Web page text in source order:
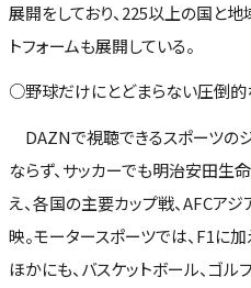
展開をしており、225以上の国と
トフォームも展開している。
○野球だけにとどまらない圧倒的
DAZNで視聴できるスポーツの
ならず、サッカーでも明治安田生命
え、各国の主要カップ戦、AFCア
映。モータースポーツでは、F1に
ほかにも、バスケットボール、ゴル